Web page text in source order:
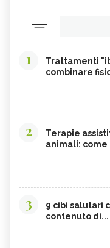
1
Trattamenti
combinare
2
Terapie
animali: come
3
9 cibi salutari
contenuto di...